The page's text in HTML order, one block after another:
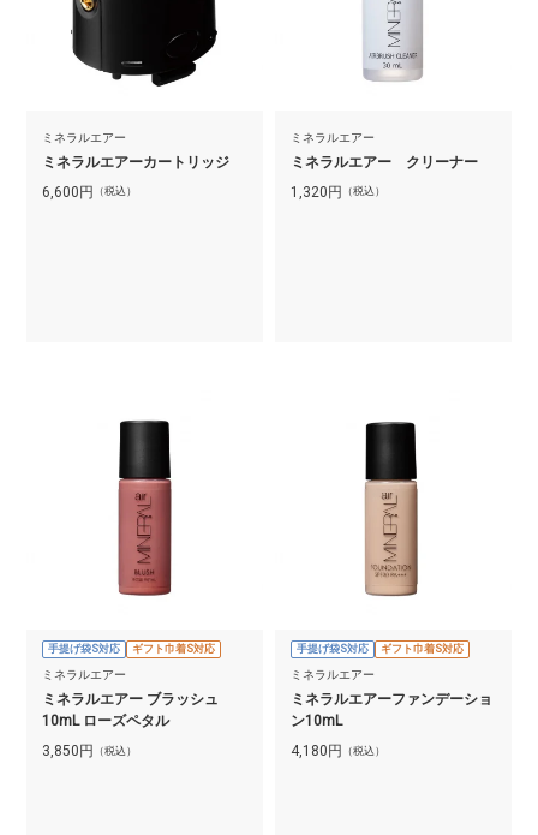
ミネラルエアー
ミネラルエアーカートリッジ
6,600 円 （税込）
ミネラルエアー
ミネラルエアー クリーナー
1,320 円 （税込）
手提げ袋S対応 ギフト巾着S対応
ミネラルエアー
ミネラルエアー ブラッシュ
10mL ローズペタル
3,850 円 （税込）
手提げ袋S対応 ギフト巾着S対応
ミネラルエアー
ミネラルエアーファンデーショ
ン10mL
4,180 円 （税込）